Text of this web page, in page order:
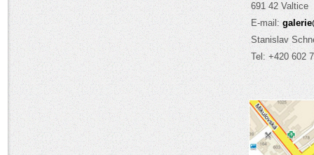
691 42 Valtice
E-mail:
Stanislav
Tel: +420 602